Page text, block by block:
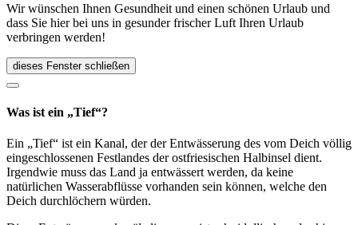
Wir wünschen Ihnen Gesundheit und einen schönen Urlaub und
dass Sie hier bei uns in gesunder frischer Luft Ihren Urlaub
verbringen werden!
dieses Fenster schließen
Was ist ein „Tief“?
Ein „Tief“ ist ein Kanal, der der Entwässerung des vom Deich völlig
eingeschlossenen Festlandes der ostfriesischen Halbinsel dient.
Irgendwie muss das Land ja entwässert werden, da keine
natürlichen Wasserabflüsse vorhanden sein können, welche den
Deich durchlöchern würden.